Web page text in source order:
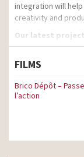
integration will
creativity and
Our latest
Brico Depot–
FILMS
Brico Dépôt –
l’action